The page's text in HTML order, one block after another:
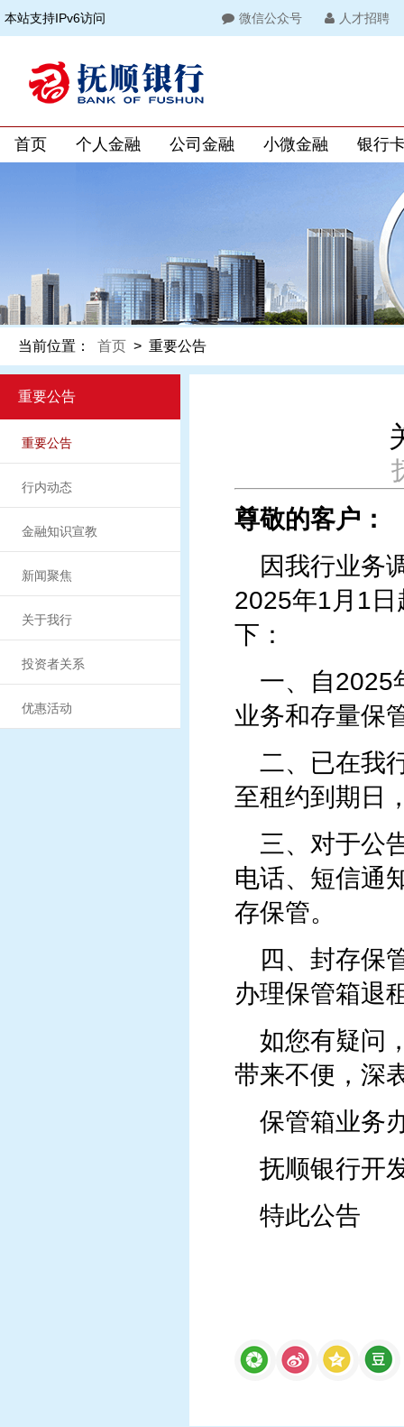
本站支持IPv6访问 微信公众号 人才招聘
首页 个人金融 公司金融 小微金融 银行
当前位置： 首页 > 重要公告
重要公告
重要公告
行内动态
金融知识宣教
新闻聚焦
关于我行
投资者关系
优惠活动
尊敬的客户：
因我行业务
2025年1月1
下：
一、 自2025
业务和存量保
二、 已在我
至租约到期日
三、 对于公
电话、短信通
存保管。
四、 封存保
办理保管箱退
如您有疑问
带来不便，深
保管箱业务
抚顺银行开
特此公告